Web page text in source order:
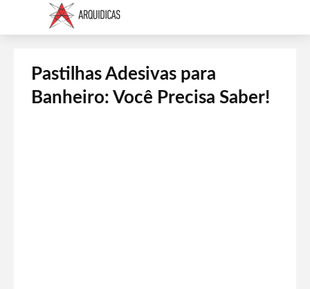
Pastilhas Adesivas para
Banheiro: Você Precisa Saber!